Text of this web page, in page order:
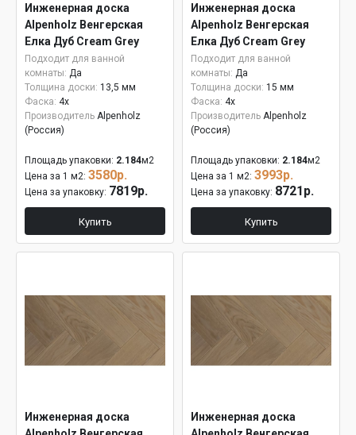
Инженерная доска
Alpenholz Венгерская
Елка Дуб Cream Grey
Подходит для ванной
комнаты: Да
Толщина доски: 13,5 мм
Фаска: 4x
Производитель Alpenholz
(Россия)
Площадь упаковки: 2.184м2
Цена за 1 м2: 3580р.
Цена за упаковку: 7819р.
Купить
Инженерная доска
Alpenholz Венгерская
Елка Дуб Cream Grey
15мм
Подходит для ванной
комнаты: Да
Толщина доски: 15 мм
Фаска: 4x
Производитель Alpenholz
(Россия)
Площадь упаковки: 2.184м2
Цена за 1 м2: 3993р.
Цена за упаковку: 8721р.
Купить
Инженерная доска
Инженерная доска